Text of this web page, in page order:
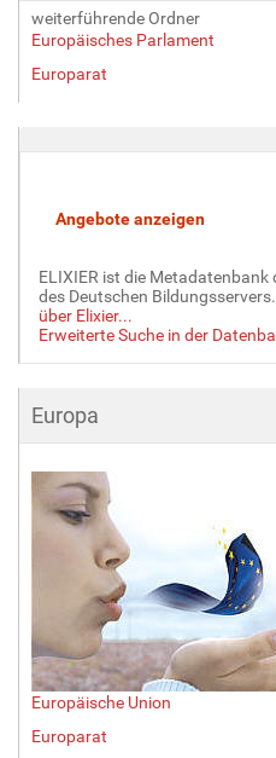
weiterführende Ordner
Europäisches Parlament
Europarat
ELIXIER ist die
des Deutschen Bildungsservers.
über Elixier...
Erweiterte Suche in der
Europa
Europäische Union
Europarat